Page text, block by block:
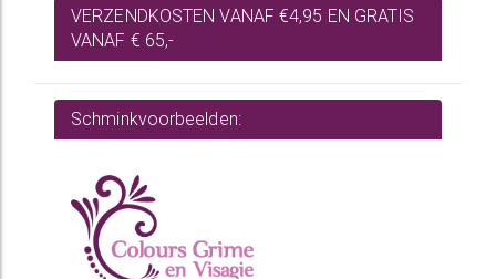
VERZENDKOSTEN VANAF €4,95 EN GRATIS
VANAF € 65,-
Schminkvoorbeelden: